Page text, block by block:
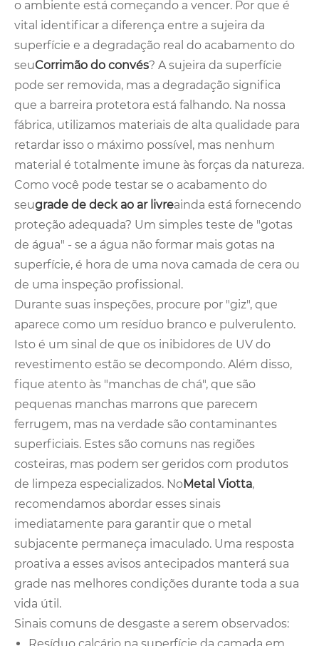
o ambiente está começando a vencer. Por que é
vital identificar a diferença entre a sujeira da
superfície e a degradação real do acabamento do
seuCorrimão do convés? A sujeira da superfície
pode ser removida, mas a degradação significa
que a barreira protetora está falhando. Na nossa
fábrica, utilizamos materiais de alta qualidade para
retardar isso o máximo possível, mas nenhum
material é totalmente imune às forças da natureza.
Como você pode testar se o acabamento do
seugrade de deck ao ar livreainda está fornecendo
proteção adequada? Um simples teste de "gotas
de água" - se a água não formar mais gotas na
superfície, é hora de uma nova camada de cera ou
de uma inspeção profissional.
Durante suas inspeções, procure por "giz", que
aparece como um resíduo branco e pulverulento.
Isto é um sinal de que os inibidores de UV do
revestimento estão se decompondo. Além disso,
fique atento às "manchas de chá", que são
pequenas manchas marrons que parecem
ferrugem, mas na verdade são contaminantes
superficiais. Estes são comuns nas regiões
costeiras, mas podem ser geridos com produtos
de limpeza especializados. NoMetal Viotta,
recomendamos abordar esses sinais
imediatamente para garantir que o metal
subjacente permaneça imaculado. Uma resposta
proativa a esses avisos antecipados manterá sua
grade nas melhores condições durante toda a sua
vida útil.
Sinais comuns de desgaste a serem observados: